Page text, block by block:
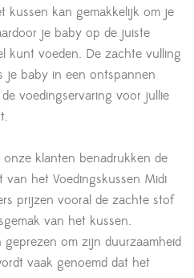
kussen kan gemakkelijk om je
je baby op de juiste
kunt voeden. De zachte vulling
je baby in een ontspannen
voedingservaring voor jullie
klanten benadrukken de
het Voedingskussen Midi
prijzen vooral de zachte stof
van het kussen.
om zijn duurzaamheid
vaak genoemd dat het